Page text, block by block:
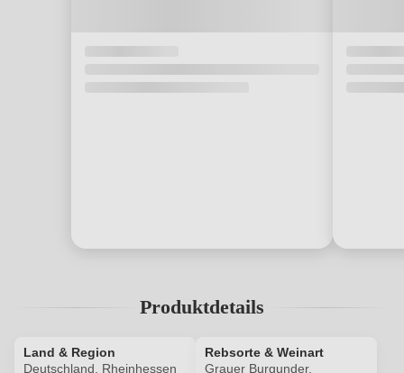
Produktdetails
Land & Region
Deutschland, Rheinhessen
Rebsorte & Weinart
Grauer Burgunder,